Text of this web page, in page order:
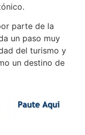
parte de la
un paso muy
del turismo y
un destino de